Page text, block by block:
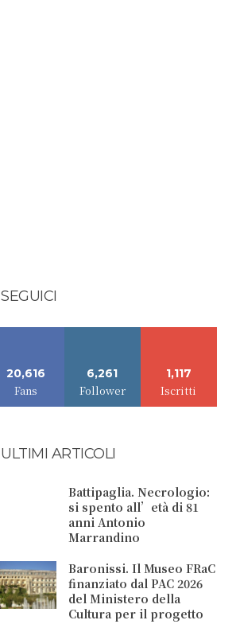
SEGUICI
20,616
Fans
6,261
Follower
1,117
Iscritti
ULTIMI ARTICOLI
Battipaglia. Necrologio:
si spento all’età di 81
anni Antonio
Marrandino
Baronissi. Il Museo FRaC
finanziato dal PAC 2026
del Ministero della
Cultura per il progetto